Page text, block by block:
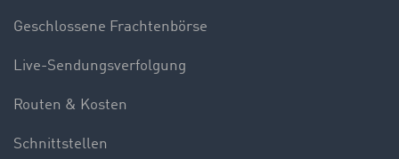
Geschlossene Frachtenbörse
Live-Sendungsverfolgung
Routen & Kosten
Schnittstellen